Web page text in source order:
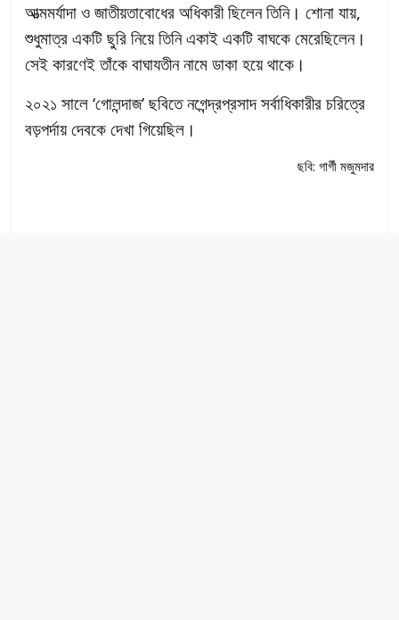
আত্মমর্যাদা ও জাতীয়তাবোধের অধিকারী ছিলেন তিনি। শোনা যায়,
শুধুমাত্র একটি ছুরি নিয়ে তিনি একাই একটি বাঘকে মেরেছিলেন।
সেই কারণেই তাঁকে বাঘাযতীন নামে ডাকা হয়ে থাকে।
২০২১ সালে ‘গোলন্দাজ’ ছবিতে নগেন্দ্রপ্রসাদ সর্বাধিকারীর চরিত্রে
বড়পর্দায় দেবকে দেখা গিয়েছিল।
ছবি: গার্গী মজুমদার